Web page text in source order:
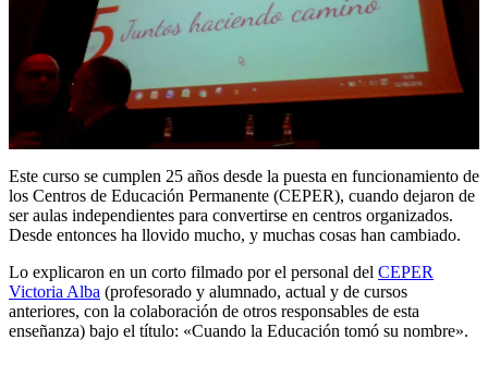
Este curso se cumplen 25 años desde la puesta en funcionamiento de
los Centros de Educación Permanente (CEPER), cuando dejaron de
ser aulas independientes para convertirse en centros organizados.
Desde entonces ha llovido mucho, y muchas cosas han cambiado.
Lo explicaron en un corto filmado por el personal del CEPER
Victoria Alba (profesorado y alumnado, actual y de cursos
anteriores, con la colaboración de otros responsables de esta
enseñanza) bajo el título: «Cuando la Educación tomó su nombre».